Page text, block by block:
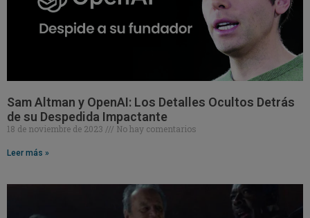
Sam Altman y OpenAI: Los Detalles Ocultos Detrás
de su Despedida Impactante
18 de noviembre de 2023 No hay comentarios
Leer más »